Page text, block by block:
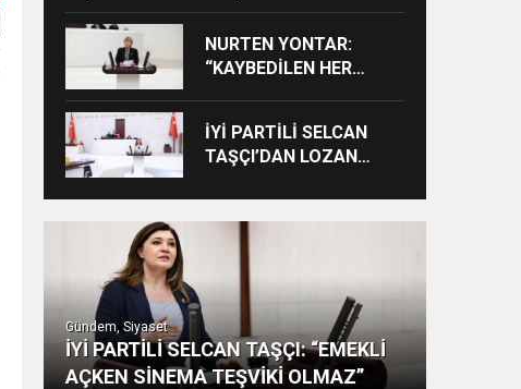
NURTEN YONTAR:
“KAYBEDİLEN HER
İYİ PARTİLİ SELCAN
TAŞÇI’DAN LOZAN
TAPU SENEDİNE SAHİP
ÇIKMA ZAMANIDIR”
Gündem, Siyaset
İYİ PARTİLİ SELCAN TAŞÇI: “EMEKLİ
AÇKEN SİNEMA TEŞVİKİ OLMAZ”